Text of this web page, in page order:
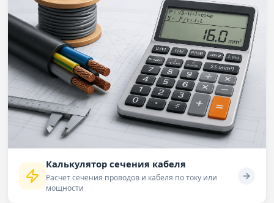
Калькулятор сечения кабеля
Расчет сечения проводов и кабеля по току или
мощности